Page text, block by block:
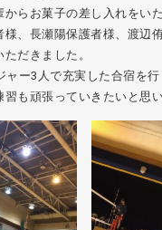
らお菓子の差し入れをい
様、長瀬陽保護者様、渡辺
だきました。
ャー3人で充実した合宿を
も頑張っていきたいと思い